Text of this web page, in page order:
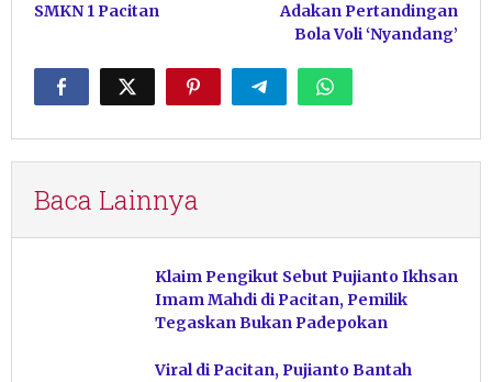
SMKN 1 Pacitan
Adakan Pertandingan
Bola Voli ‘Nyandang’
Baca Lainnya
Klaim Pengikut Sebut Pujianto Ikhsan
Imam Mahdi di Pacitan, Pemilik
Tegaskan Bukan Padepokan
Viral di Pacitan, Pujianto Bantah